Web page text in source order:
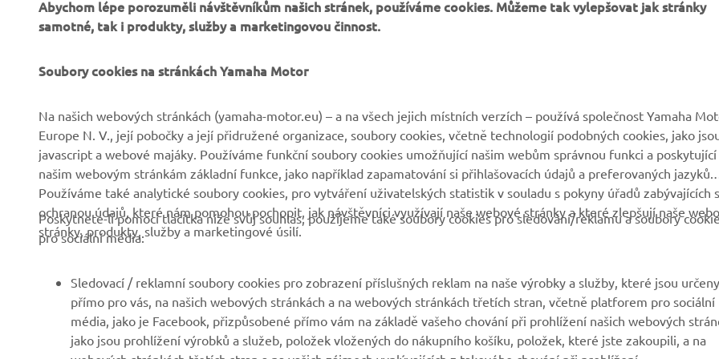
Společnost
Zprávy
Tisk
Práce v Yamaha
Stát se prodejcem
Politika lidských práv
Systémy eBike
Státní orgány
Golfová hřiště
První respondenti
Robotics
Partnerství
Technické informace pro
MyYamaha
Yamaha Music
Yamaha Racing
Katalog originálních
náhradních dílů
Rezervace servisní
prohlídky
bateriemi
Abychom lépe porozuměli návštěvníkům našich stránek, používáme cookies. Můžeme tak vylepšovat jak stránky
samotné, tak i produkty, služby a marketingovou činnost.
Soubory cookies na stránkách Yamaha Motor
Na našich webových stránkách (yamaha-motor.eu) – a na všech jejich místních verzích – používá společnost Yamaha
Europe N. V., její pobočky a její přidružené organizace, soubory cookies, včetně technologií podobných cookies, jako
javascript a webové majáky. Používáme funkční soubory cookies umožňující našim webům správnou funkci a poskytující
našim webovým stránkám základní funkce, jako například zapamatování si přihlašovacích údajů a preferovaných jazyků.
Používáme také analytické soubory cookies, pro vytváření uživatelských statistik v souladu s pokyny úřadů zabývajících
ochranou údajů, které nám pomohou pochopit, jak návštěvníci využívají naše webové stránky a které zlepšují naše
stránky, produkty, služby a marketingové úsilí.
Poskytnete-li pomocí tlačítka níže svůj souhlas, použijeme také soubory cookies pro sledování/reklamu a soubory
pro sociální média:
Sledovací / reklamní soubory cookies pro zobrazení příslušných reklam na naše výrobky a služby, které jsou určeny
přímo pro vás, na našich webových stránkách a na webových stránkách třetích stran, včetně platforem pro sociální
média, jako je Facebook, přizpůsobené přímo vám na základě vašeho chování při prohlížení našich webových
jako jsou prohlížení výrobků a služeb, položek vložených do nákupního košíku, položek, které jste zakoupili, a na